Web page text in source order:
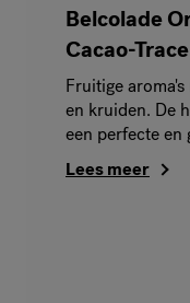
Belcolade
Cacao-Trace
Fruitige
en kruiden. De
een perfecte en
Lees meer